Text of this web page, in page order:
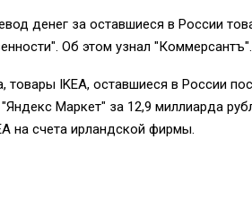
денег за оставшиеся в России
Об этом узнал "Коммерсантъ".
товары IKEA, оставшиеся в России
Маркет" за 12,9 миллиарда
на счета ирландской фирмы.